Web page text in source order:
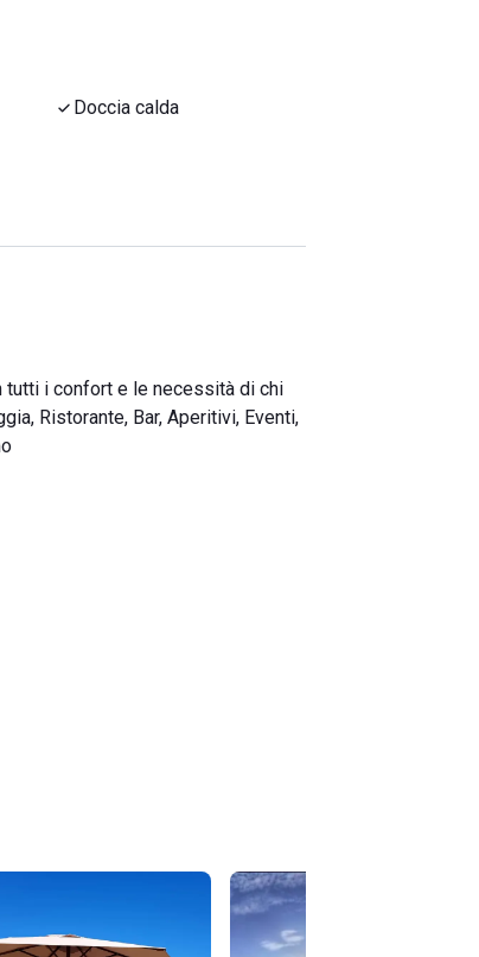
Doccia calda
tutti i confort e le necessità di chi
Ristorante, Bar, Aperitivi, Eventi,